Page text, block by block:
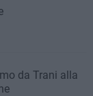
da Trani alla